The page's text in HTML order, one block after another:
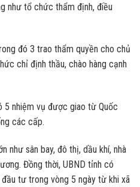
như tổ chức thẩm định, điều
đó 3 trao thẩm quyền cho chủ
chỉ định thầu, chào hàng cạnh
nhiệm vụ được giao từ Quốc
các cấp.
như sân bay, đô thị, dầu khí, nhà
Đồng thời, UBND tỉnh có
tư trong vòng 5 ngày từ khi xã